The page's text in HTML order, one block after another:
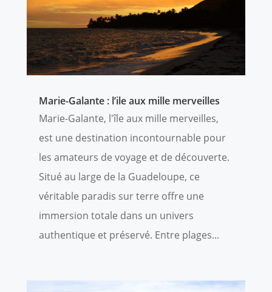
Marie-Galante : l’ile aux mille merveilles
Marie-Galante, l'île aux mille merveilles,
est une destination incontournable pour
les amateurs de voyage et de découverte.
Situé au large de la Guadeloupe, ce
véritable paradis sur terre offre une
immersion totale dans un univers
authentique et préservé. Entre plages...